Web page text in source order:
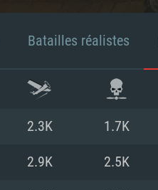
Batailles réalistes
2.3K 1.7K
2.9K 2.5K